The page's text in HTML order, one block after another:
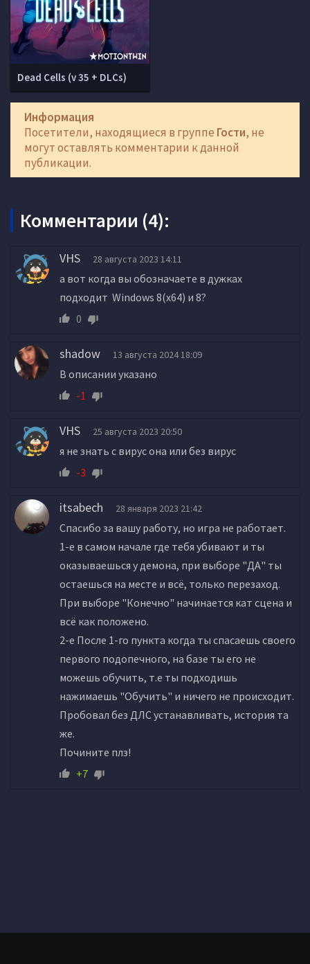
Dead Cells (v 35 + DLCs)
Информация
Посетители, находящиеся в группе Гости, не
могут оставлять комментарии к данной
публикации.
Комментарии (4):
VHS 28 августа 2023 14:11
а вот когда вы обозначаете в дужках
подходит Windows 8(x64) и 8?
0
shadow 13 августа 2024 18:09
В описании указано
-1
VHS 25 августа 2023 20:50
я не знать с вирус она или без вирус
-3
itsabech 28 января 2023 21:42
Спасибо за вашу работу, но игра не работает.
1-е в самом начале где тебя убивают и ты
оказываешься у демона, при выборе "ДА" ты
остаешься на месте и всё, только перезаход.
При выборе "Конечно" начинается кат сцена и
всё как положено.
2-е После 1-го пункта когда ты спасаешь своего
первого подопечного, на базе ты его не
можешь обучить, т.е ты подходишь
нажимаешь "Обучить" и ничего не происходит.
Пробовал без ДЛС устанавливать, история та
же.
Почините плз!
+7